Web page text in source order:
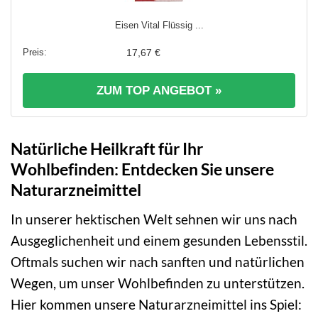
Eisen Vital Flüssig ...
17,67 €
ZUM TOP ANGEBOT »
Natürliche Heilkraft für Ihr
Wohlbefinden: Entdecken Sie unsere
Naturarzneimittel
In unserer hektischen Welt sehnen wir uns nach
Ausgeglichenheit und einem gesunden Lebensstil.
Oftmals suchen wir nach sanften und natürlichen
Wegen, um unser Wohlbefinden zu unterstützen.
Hier kommen unsere Naturarzneimittel ins Spiel: